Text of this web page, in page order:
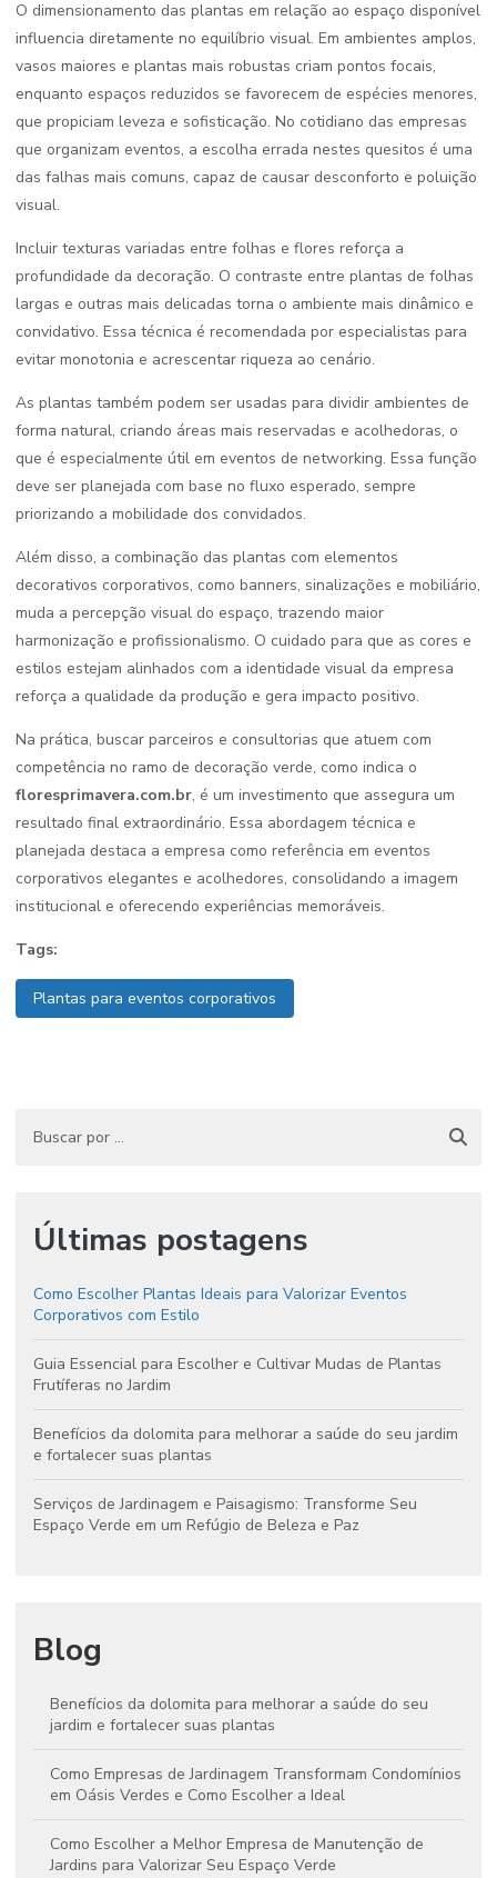
O dimensionamento das plantas em relação ao espaço disponível
influencia diretamente no equilíbrio visual. Em ambientes amplos,
vasos maiores e plantas mais robustas criam pontos focais,
enquanto espaços reduzidos se favorecem de espécies menores,
que propiciam leveza e sofisticação. No cotidiano das empresas
que organizam eventos, a escolha errada nestes quesitos é uma
das falhas mais comuns, capaz de causar desconforto e poluição
visual.
Incluir texturas variadas entre folhas e flores reforça a
profundidade da decoração. O contraste entre plantas de folhas
largas e outras mais delicadas torna o ambiente mais dinâmico e
convidativo. Essa técnica é recomendada por especialistas para
evitar monotonia e acrescentar riqueza ao cenário.
As plantas também podem ser usadas para dividir ambientes de
forma natural, criando áreas mais reservadas e acolhedoras, o
que é especialmente útil em eventos de networking. Essa função
deve ser planejada com base no fluxo esperado, sempre
priorizando a mobilidade dos convidados.
Além disso, a combinação das plantas com elementos
decorativos corporativos, como banners, sinalizações e mobiliário,
muda a percepção visual do espaço, trazendo maior
harmonização e profissionalismo. O cuidado para que as cores e
estilos estejam alinhados com a identidade visual da empresa
reforça a qualidade da produção e gera impacto positivo.
Na prática, buscar parceiros e consultorias que atuem com
competência no ramo de decoração verde, como indica o
floresprimavera.com.br, é um investimento que assegura um
resultado final extraordinário. Essa abordagem técnica e
planejada destaca a empresa como referência em eventos
corporativos elegantes e acolhedores, consolidando a imagem
institucional e oferecendo experiências memoráveis.
Tags:
Plantas para eventos corporativos
Últimas postagens
Como Escolher Plantas Ideais para Valorizar Eventos
Corporativos com Estilo
Guia Essencial para Escolher e Cultivar Mudas de Plantas
Frutíferas no Jardim
Benefícios da dolomita para melhorar a saúde do seu jardim
e fortalecer suas plantas
Serviços de Jardinagem e Paisagismo: Transforme Seu
Espaço Verde em um Refúgio de Beleza e Paz
Blog
Benefícios da dolomita para melhorar a saúde do seu
jardim e fortalecer suas plantas
Como Empresas de Jardinagem Transformam Condomínios
em Oásis Verdes e Como Escolher a Ideal
Como Escolher a Melhor Empresa de Manutenção de
Jardins para Valorizar Seu Espaço Verde